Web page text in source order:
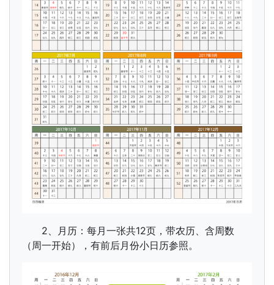
2、月历：每月一张共12页，带农历、含周数
（周一开始），有前后月份小日历参照。